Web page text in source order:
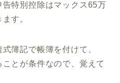
特別控除はマックス65万
す。
簿記で帳簿を付けて、
とが条件なので、覚えて